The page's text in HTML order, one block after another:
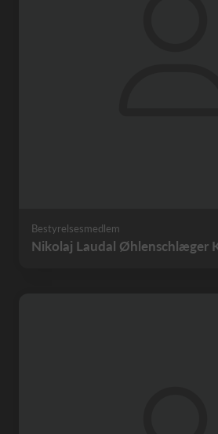
Bestyrelsesmedlem
Nikolaj Laudal Øhlenschlæger